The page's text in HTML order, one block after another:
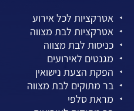
אטרקציות לכל אירוע
אטרקציות לבת מצווה
כניסות לבת מצווה
מגנטים לאירועים
הפקת הצעת נישואין
בר מתוקים לבת מצווה
מראת סלפי